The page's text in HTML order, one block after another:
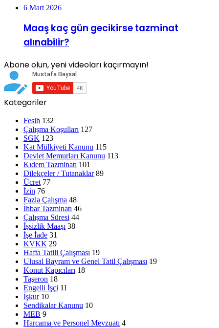
6 Mart 2026
Maaş kaç gün gecikirse tazminat
alınabilir?
Abone olun, yeni videoları kaçırmayın!
Kategoriler
Fesih 132
Çalışma Koşulları 127
SGK 123
Kat Mülkiyeti Kanunu 115
Devlet Memurları Kanunu 113
Kıdem Tazminatı 101
Dilekçeler / Tutanaklar 89
Ücret 77
İzin 76
Fazla Çalışma 48
İhbar Tazminatı 46
Çalışma Süresi 44
İşsizlik Maaşı 38
İşe İade 31
KVKK 29
Hafta Tatili Çalışması 19
Ulusal Bayram ve Genel Tatil Çalışması 19
Konut Kapıcıları 18
Taşeron 18
Engelli İşçi 11
İşkur 10
Sendikalar Kanunu 10
MEB 9
Harcama ve Personel Mevzuatı 4